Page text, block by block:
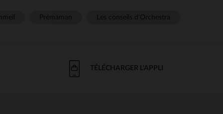
TÉLÉCHARGER L'APPLI